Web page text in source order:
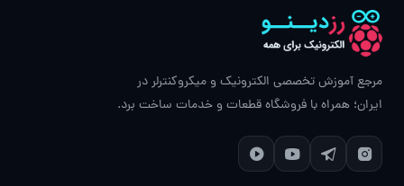
مرجع آموزش تخصصی الکترونیک و میکروکنترلر در
ایران؛ همراه با فروشگاه قطعات و خدمات ساخت برد.